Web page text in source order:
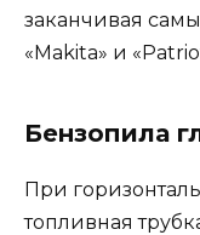
заканчивая
«Makita» и
Бензопила
При
топливная